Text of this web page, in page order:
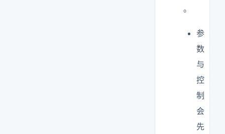
。
参
数
与
控
制
会
先